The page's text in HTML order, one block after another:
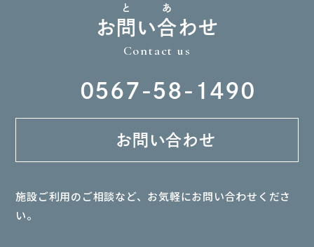
お問
と
い合
あ
わせ
Contact us
0567-58-1490
お問い合わせ
施設ご利用のご相談など、お気軽にお問い合わせくださ
い。